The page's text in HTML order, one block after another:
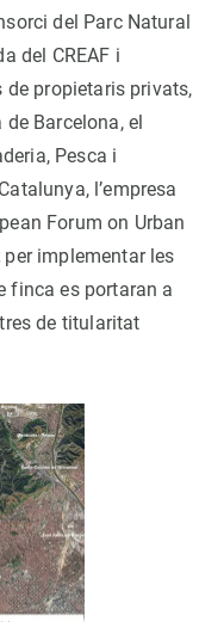
del Parc Natural
del CREAF i
de propietaris privats,
Barcelona, el
Pesca i
l’empresa
Forum on Urban
per implementar les
finca es portaran a
de titularitat